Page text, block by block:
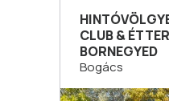
CLUB &
BORNEGYED
Bogács